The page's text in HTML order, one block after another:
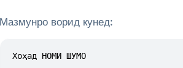
Мазмунро ворид кунед: